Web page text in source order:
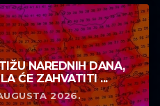
NAREDNIH DANA,
ĆE ZAHVATITI ...
2026.